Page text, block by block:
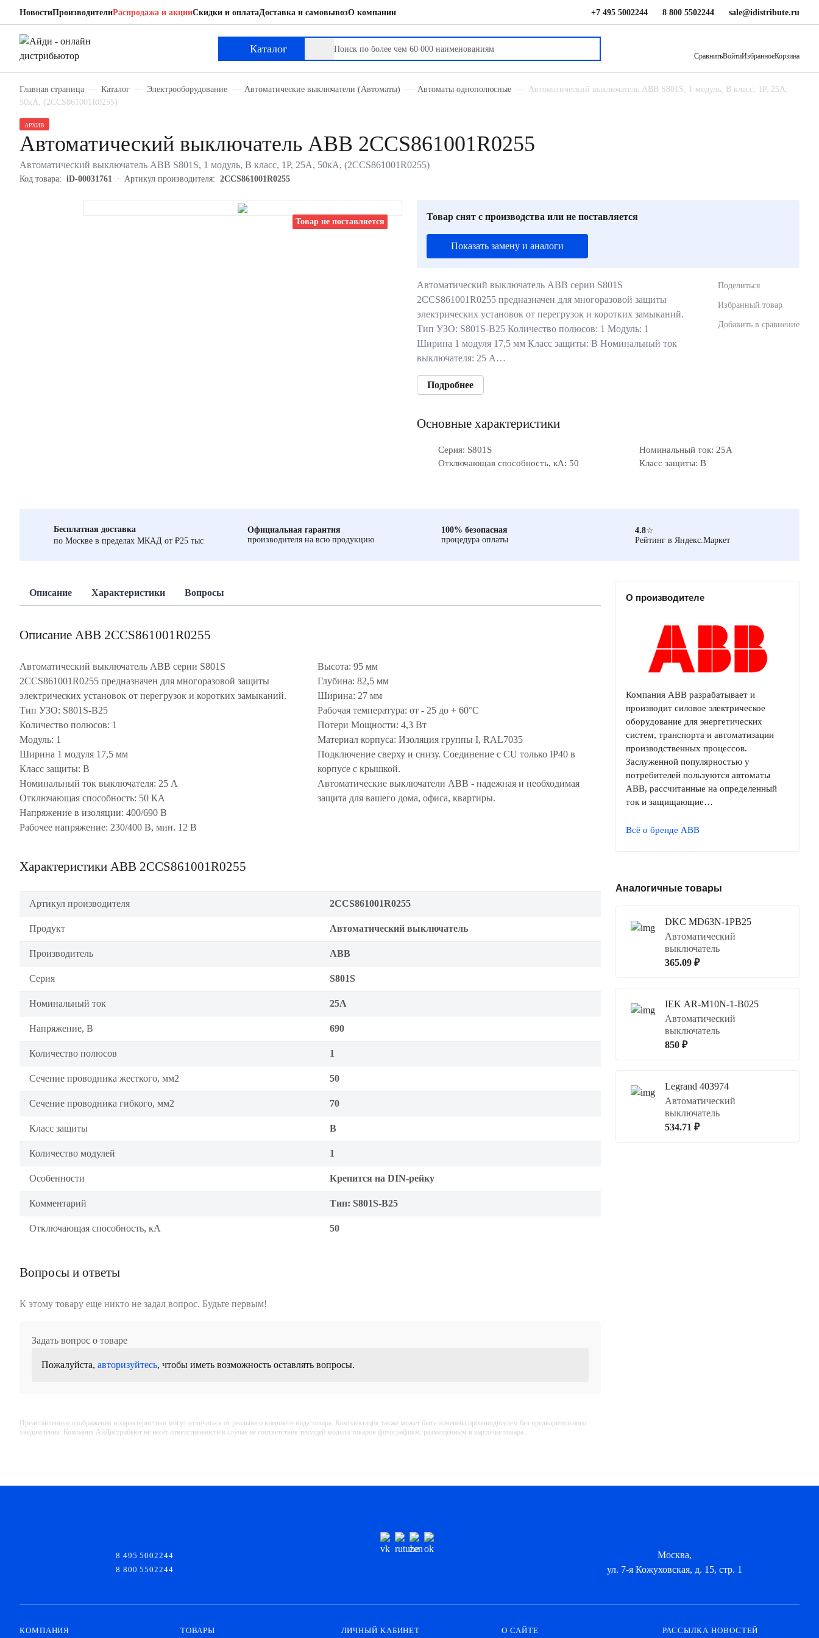
НовостиПроизводителиРаспродажа и акцииСкидки и оплатаДоставка и самовывозО компании +7 495 5002244 8 800 5502244 sale@idistribute.ru
Каталог
СравнитьВойтиИзбранноеКорзина
Главная страница Каталог Электрооборудование Автоматические выключатели (Автоматы) Автоматы однополюсные
Автоматический выключатель ABB S801S, 1 модуль, B класс, 1P, 25А,
50кА, (2CCS861001R0255)
Товар не поставляется
АРХИВ
Автоматический выключатель ABB 2CCS861001R0255
Автоматический выключатель ABB S801S, 1 модуль, B класс, 1P, 25А, 50кА, (2CCS861001R0255)
Код товара: iD-00031761 Артикул производителя: 2CCS861001R0255
Товар снят с производства или не поставляется
Показать замену и аналоги
Автоматический выключатель ABB серии S801S
2CCS861001R0255 предназначен для многоразовой защиты
электрических установок от перегрузок и коротких замыканий.
Тип УЗО: S801S-B25 Количество полюсов: 1 Модуль: 1
Ширина 1 модуля 17,5 мм Класс защиты: В Номинальный ток
выключателя: 25 А…
Подробнее
Поделиться
Избранный товар
Добавить в сравнение
Основные характеристики
Серия: S801S
Номинальный ток: 25А
Отключающая способность, кА: 50
Класс защиты: B
Бесплатная доставка
по Москве в пределах МКАД от ₽25 тыс
Официальная гарантия
производителя на всю продукцию
100% безопасная
процедура оплаты
4.8☆
Рейтинг в Яндекс.Маркет
Описание Характеристики Вопросы
Описание ABB 2CCS861001R0255
Автоматический выключатель ABB серии S801S
2CCS861001R0255 предназначен для многоразовой защиты
электрических установок от перегрузок и коротких замыканий.
Тип УЗО: S801S-B25
Количество полюсов: 1
Модуль: 1
Ширина 1 модуля 17,5 мм
Класс защиты: В
Номинальный ток выключателя: 25 А
Отключающая способность: 50 КА
Напряжение в изоляции: 400/690 В
Рабочее напряжение: 230/400 В, мин. 12 В
Высота: 95 мм
Глубина: 82,5 мм
Ширина: 27 мм
Рабочая температура: от - 25 до + 60°С
Потери Мощности: 4,3 Вт
Материал корпуса: Изоляция группы I, RAL7035
Подключение сверху и снизу. Соединение с CU только IP40 в
корпусе с крышкой.
Автоматические выключатели ABB - надежная и необходимая
защита для вашего дома, офиса, квартиры.
Характеристики ABB 2CCS861001R0255
Артикул производителя 2CCS861001R0255
Продукт Автоматический выключатель
Производитель ABB
Серия S801S
Номинальный ток 25А
Напряжение, В 690
Количество полюсов 1
Сечение проводника жесткого, мм2 50
Сечение проводника гибкого, мм2 70
Класс защиты B
Количество модулей 1
Особенности Крепится на DIN-рейку
Комментарий Тип: S801S-B25
Отключающая способность, кА 50
Вопросы и ответы
К этому товару еще никто не задал вопрос. Будьте первым!
Задать вопрос о товаре
Пожалуйста, авторизуйтесь, чтобы иметь возможность оставлять вопросы.
Представленные изображения и характеристики могут отличаться от реального внешнего вида товара. Комплектация также может быть изменена производителем без предварительного
уведомления. Компания АйДистрибьют не несёт ответственности в случае не соответствия текущей модели товаров фотографиям, размещённым в карточке товара.
О производителе
Компания ABB разрабатывает и
производит силовое электрическое
оборудование для энергетических
систем, транспорта и автоматизации
производственных процессов.
Заслуженной популярностью у
потребителей пользуются автоматы
ABB, рассчитанные на определенный
ток и защищающие…
Всё о бренде ABB
Аналогичные товары
DKC MD63N-1PB25
Автоматический
выключатель
365.09 ₽
IEK AR-M10N-1-B025
Автоматический
выключатель
850 ₽
Legrand 403974
Автоматический
выключатель
534.71 ₽
ABB 2CCS861001R0255
Автоматический выключатель
8 495 5002244
8 800 5502244
Москва,
ул. 7-я Кожуховская, д. 15, стр. 1
КОМПАНИЯ ТОВАРЫ ЛИЧНЫЙ КАБИНЕТ О САЙТЕ РАССЫЛКА НОВОСТЕЙ